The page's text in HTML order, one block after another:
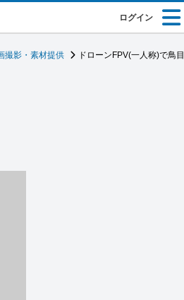
ログイン
撮影・素材提供 ドローンFPV(一人称)で鳥